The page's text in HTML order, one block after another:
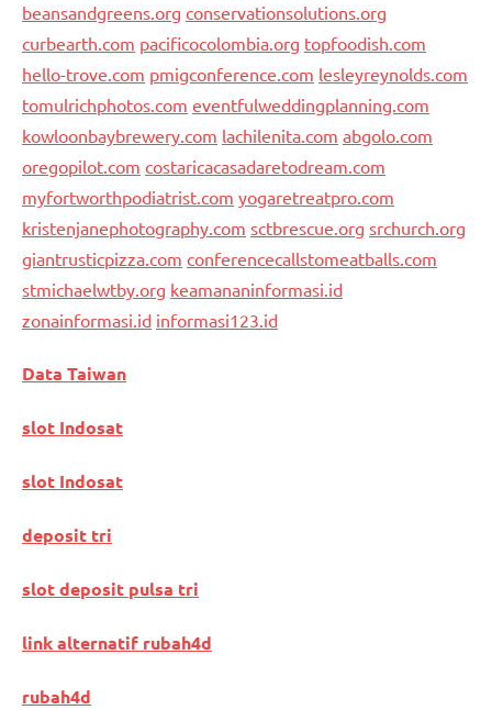
beansandgreens.org conservationsolutions.org
curbearth.com pacificocolombia.org topfoodish.com
hello-trove.com pmigconference.com lesleyreynolds.com
tomulrichphotos.com eventfulweddingplanning.com
kowloonbaybrewery.com lachilenita.com abgolo.com
oregopilot.com costaricacasadaretodream.com
myfortworthpodiatrist.com yogaretreatpro.com
kristenjanephotography.com sctbrescue.org srchurch.org
giantrusticpizza.com conferencecallstomeatballs.com
stmichaelwtby.org keamananinformasi.id
zonainformasi.id informasi123.id
Data Taiwan
slot Indosat
slot Indosat
deposit tri
slot deposit pulsa tri
link alternatif rubah4d
rubah4d